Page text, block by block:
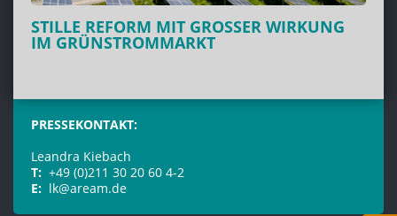
STILLE REFORM MIT GROSSER WIRKUNG I
M GRÜNSTROMMARKT
PRESSEKONTAKT:
Leandra Kiebach
T: +49 (0)211 30 20 60 4-2
E: lk@aream.de